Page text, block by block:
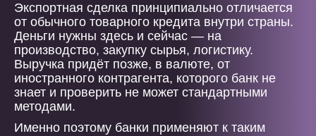
Экспортная сделка принципиально отличается
от обычного товарного кредита внутри страны.
Деньги нужны здесь и сейчас — на
производство, закупку сырья, логистику.
Выручка придёт позже, в валюте, от
иностранного контрагента, которого банк не
знает и проверить не может стандартными
методами.
Именно поэтому банки применяют к таким